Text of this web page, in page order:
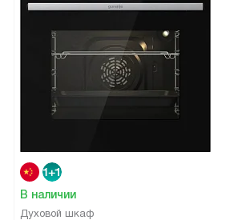
В наличии
Духовой шкаф